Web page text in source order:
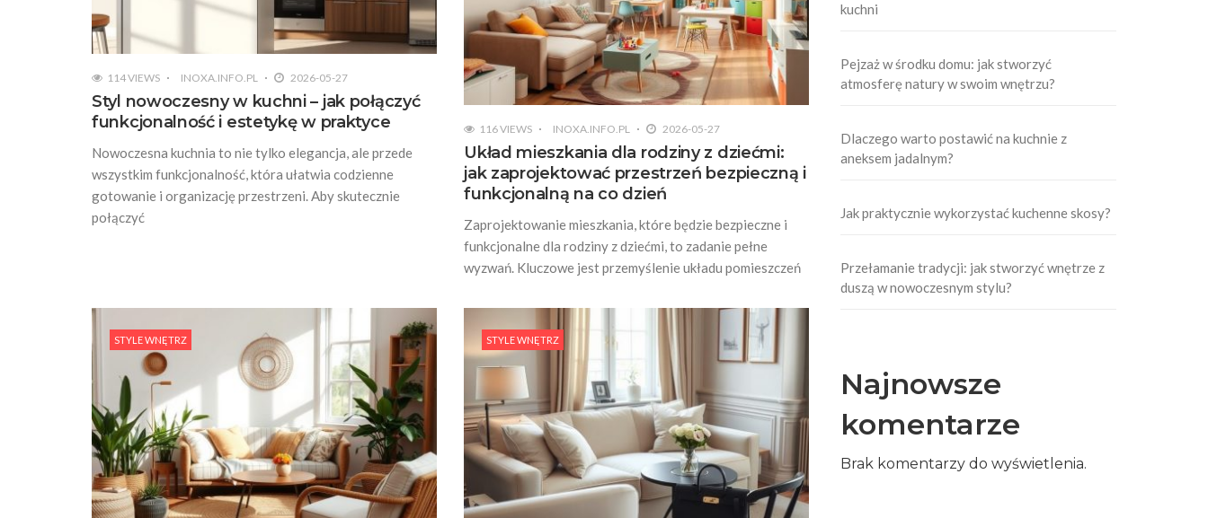
114 VIEWS INOXA.INFO.PL 2026-05-27
Styl nowoczesny w kuchni – jak połączyć
funkcjonalność i estetykę w praktyce
Nowoczesna kuchnia to nie tylko elegancja, ale przede
wszystkim funkcjonalność, która ułatwia codzienne
gotowanie i organizację przestrzeni. Aby skutecznie
połączyć
116 VIEWS INOXA.INFO.PL 2026-05-27
Układ mieszkania dla rodziny z dziećmi:
jak zaprojektować przestrzeń bezpieczną i
funkcjonalną na co dzień
Zaprojektowanie mieszkania, które będzie bezpieczne i
funkcjonalne dla rodziny z dziećmi, to zadanie pełne
wyzwań. Kluczowe jest przemyślenie układu pomieszczeń
STYLE WNĘTRZ STYLE WNĘTRZ
kuchni
Pejzaż w środku domu: jak stworzyć
atmosferę natury w swoim wnętrzu?
Dlaczego warto postawić na kuchnie z
aneksem jadalnym?
Jak praktycznie wykorzystać kuchenne skosy?
Przełamanie tradycji: jak stworzyć wnętrze z
duszą w nowoczesnym stylu?
Najnowsze
komentarze
Brak komentarzy do wyświetlenia.